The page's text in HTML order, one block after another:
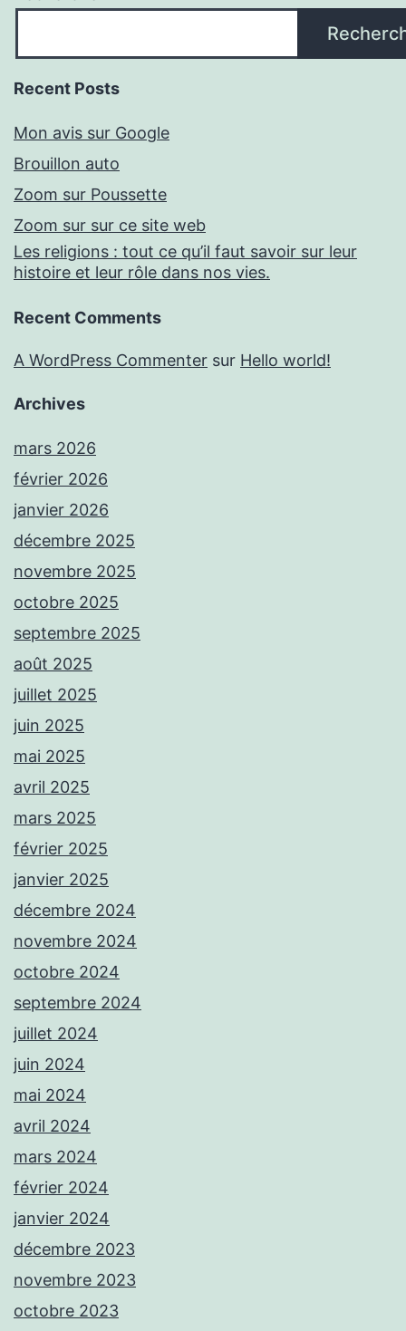
Recent Posts
Mon avis sur Google
Brouillon auto
Zoom sur Poussette
Zoom sur sur ce site web
Les religions : tout ce qu’il faut savoir sur leur
histoire et leur rôle dans nos vies.
Recent Comments
A WordPress Commenter sur Hello world!
Archives
mars 2026
février 2026
janvier 2026
décembre 2025
novembre 2025
octobre 2025
septembre 2025
août 2025
juillet 2025
juin 2025
mai 2025
avril 2025
mars 2025
février 2025
janvier 2025
décembre 2024
novembre 2024
octobre 2024
septembre 2024
juillet 2024
juin 2024
mai 2024
avril 2024
mars 2024
février 2024
janvier 2024
décembre 2023
novembre 2023
octobre 2023